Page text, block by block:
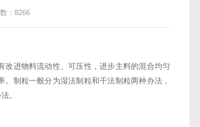
：8266
改进物料流动性、可压性，进步主料的混合均匀
制粒一般分为湿法制粒和干法制粒两种办法，
。